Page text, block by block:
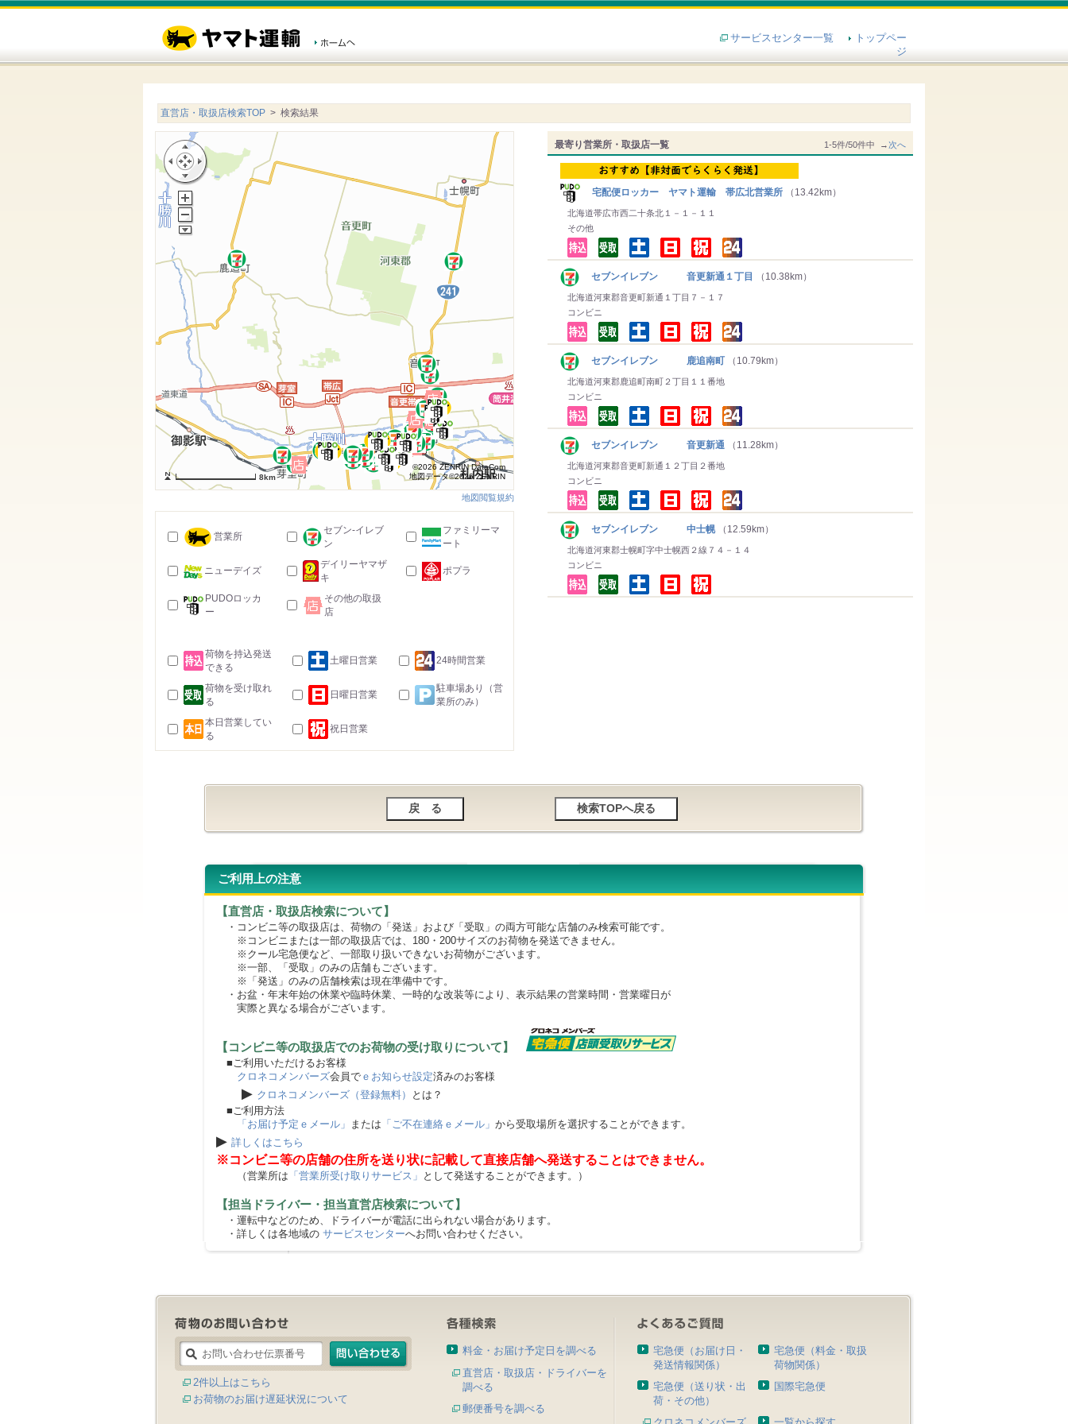
サービスセンター一覧
トップペー
ジ
直営店・取扱店検索TOP > 検索結果
最寄り営業所・取扱店一覧 1-5件/50件中 →次へ
宅配便ロッカー ヤマト運輸 帯広北営業所 （13.42km）
北海道帯広市西二十条北１－１－１１
その他
セブンイレブン 音更新通１丁目 （10.38km）
北海道河東郡音更町新通１丁目７－１７
コンビニ
セブンイレブン 鹿追南町 （10.79km）
北海道河東郡鹿追町南町２丁目１１番地
コンビニ
セブンイレブン 音更新通 （11.28km）
北海道河東郡音更町新通１２丁目２番地
コンビニ
セブンイレブン 中士幌 （12.59km）
北海道河東郡士幌町字中士幌西２線７４－１４
コンビニ
8km
©2026 ZENRIN DataCom
地図データ©2026 ZENRIN
地図閲覧規約
営業所
セブン-イレブ
ン
ファミリーマ
ート
ニューデイズ
デイリーヤマザ
キ
ポプラ
PUDOロッカ
ー
その他の取扱
店
荷物を持込発送
できる
土曜日営業 24時間営業
荷物を受け取れ
る
日曜日営業
駐車場あり（営
業所のみ）
本日営業してい
る
祝日営業
ご利用上の注意
【直営店・取扱店検索について】
・コンビニ等の取扱店は、荷物の「発送」および「受取」の両方可能な店舗のみ検索可能です。
※コンビニまたは一部の取扱店では、180・200サイズのお荷物を発送できません。
※クール宅急便など、一部取り扱いできないお荷物がございます。
※一部、「受取」のみの店舗もございます。
※「発送」のみの店舗検索は現在準備中です。
・お盆・年末年始の休業や臨時休業、一時的な改装等により、表示結果の営業時間・営業曜日が
実際と異なる場合がございます。
【コンビニ等の取扱店でのお荷物の受け取りについて】
■ご利用いただけるお客様
クロネコメンバーズ会員で ｅお知らせ設定済みのお客様
▶ クロネコメンバーズ（登録無料）
とは？
■ご利用方法
「お届け予定ｅメール」 または 「ご不在連絡ｅメール」 から受取場所を選択することができます。
▶ 詳しくはこちら
※コンビニ等の店舗の住所を送り状に記載して直接店舗へ発送することはできません。
（営業所は 「営業所受け取りサービス」 として発送することができます。）
【担当ドライバー・担当直営店検索について】
・運転中などのため、ドライバーが電話に出られない場合があります。
・詳しくは各地域の サービスセンターへお問い合わせください。
2件以上はこちら
お荷物のお届け遅延状況について
料金・お届け予定日を調べる
直営店・取扱店・ドライバーを
調べる
郵便番号を調べる
宅急便（お届け日・
発送情報関係）
宅急便（料金・取扱
荷物関係）
宅急便（送り状・出
荷・その他）
国際宅急便